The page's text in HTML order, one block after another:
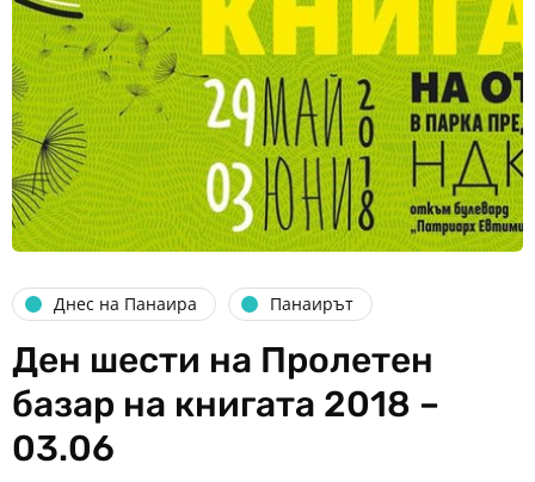
Днес на Панаира Панаирът
Ден шести на Пролетен
базар на книгата 2018 –
03.06